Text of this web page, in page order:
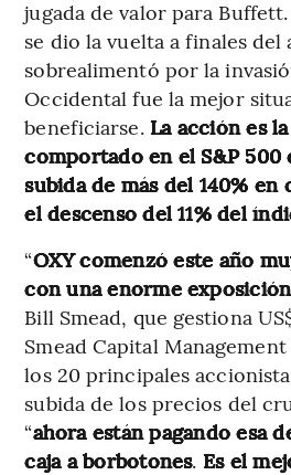
jugada de valor para
se dio la vuelta a finales del
sobrealimentó por la
Occidental fue la mejor
beneficiarse.La acción es
comportado en el S&P 500
subida de más del 140%
el descenso del 11% del
“OXY comenzó este año
con una enorme
Bill Smead, que gestiona
Smead Capital
los 20 principales
subida de los precios del
“ahora están pagando esa
caja a borbotones. Es el